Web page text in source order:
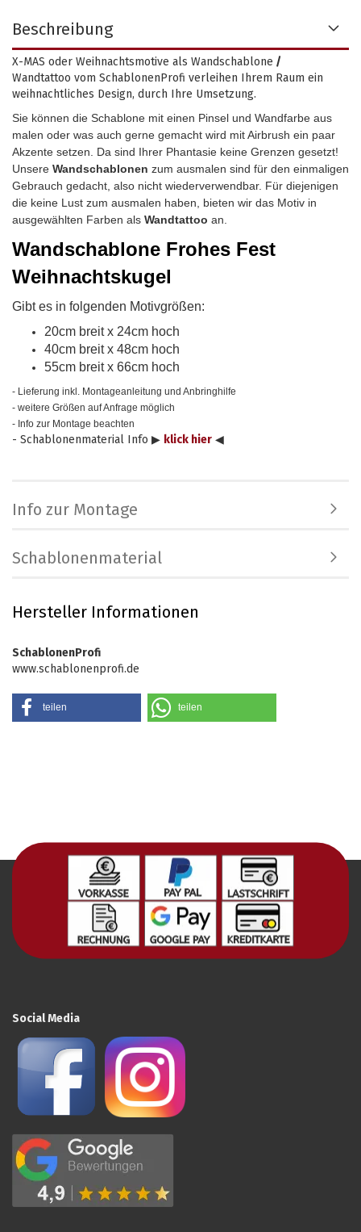
Beschreibung
X-MAS oder Weihnachtsmotive als Wandschablone /
Wandtattoo vom SchablonenProfi verleihen Ihrem Raum ein
weihnachtliches Design, durch Ihre Umsetzung.
Sie können die Schablone mit einen Pinsel und Wandfarbe aus
malen oder was auch gerne gemacht wird mit Airbrush ein paar
Akzente setzen. Da sind Ihrer Phantasie keine Grenzen gesetzt!
Unsere Wandschablonen zum ausmalen sind für den einmaligen
Gebrauch gedacht, also nicht wiederverwendbar. Für diejenigen
die keine Lust zum ausmalen haben, bieten wir das Motiv in
ausgewählten Farben als Wandtattoo an.
Wandschablone Frohes Fest
Weihnachtskugel
Gibt es in folgenden Motivgrößen:
20cm breit x 24cm hoch
40cm breit x 48cm hoch
55cm breit x 66cm hoch
- Lieferung inkl. Montageanleitung und Anbringhilfe
- weitere Größen auf Anfrage möglich
- Info zur Montage beachten
- Schablonenmaterial Info ▶ klick hier ◀
Info zur Montage
Schablonenmaterial
Hersteller Informationen
SchablonenProfi
www.schablonenprofi.de
teilen teilen
Social Media